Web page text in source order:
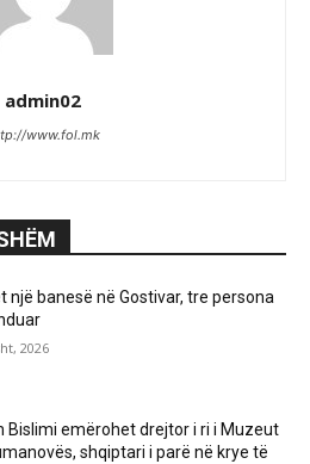
admin02
www.fol.mk
një banesë në Gostivar, tre persona
2026
Bislimi emërohet drejtor i ri i Muzeut
shqiptari i parë në krye të